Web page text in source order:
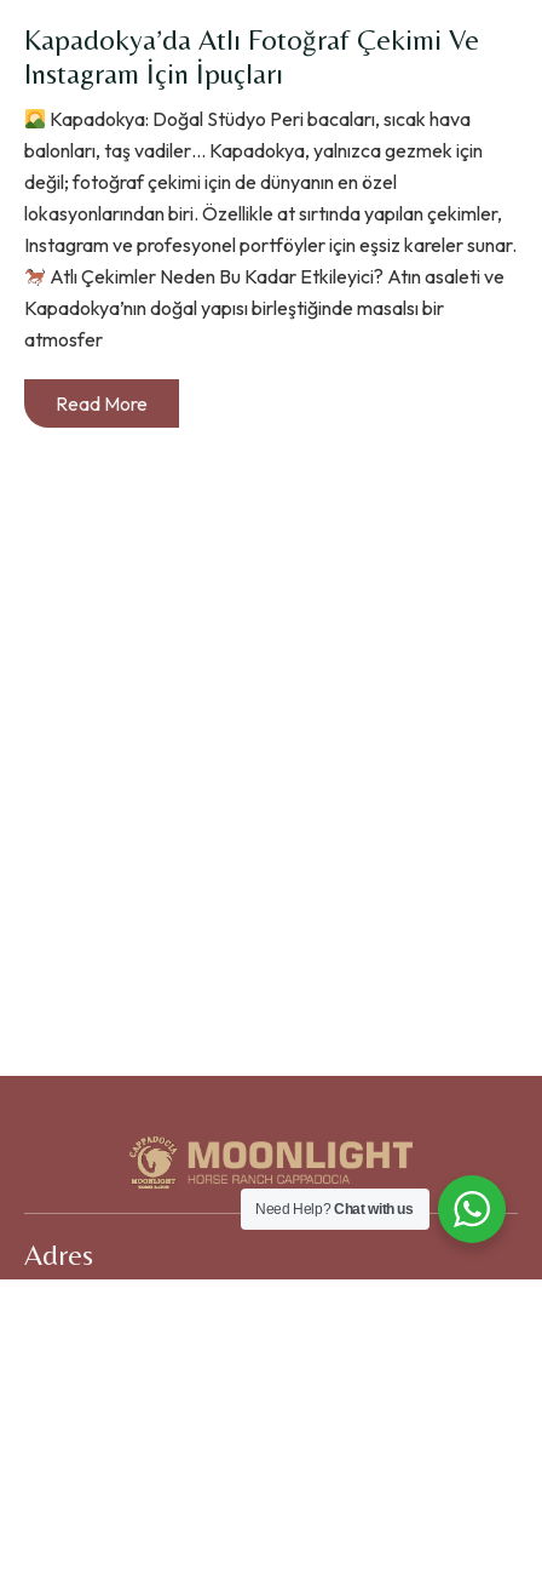
Kapadokya’da Atlı Fotoğraf Çekimi Ve
Instagram İçin İpuçları
Kapadokya: Doğal Stüdyo Peri bacaları, sıcak hava
balonları, taş vadiler… Kapadokya, yalnızca gezmek için
değil; fotoğraf çekimi için de dünyanın en özel
lokasyonlarından biri. Özellikle at sırtında yapılan çekimler,
Instagram ve profesyonel portföyler için eşsiz kareler sunar.
Atlı Çekimler Neden Bu Kadar Etkileyici? Atın asaleti ve
Kapadokya’nın doğal yapısı birleştiğinde masalsı bir
atmosfer
Read More
Adres
Need Help?Chat with us